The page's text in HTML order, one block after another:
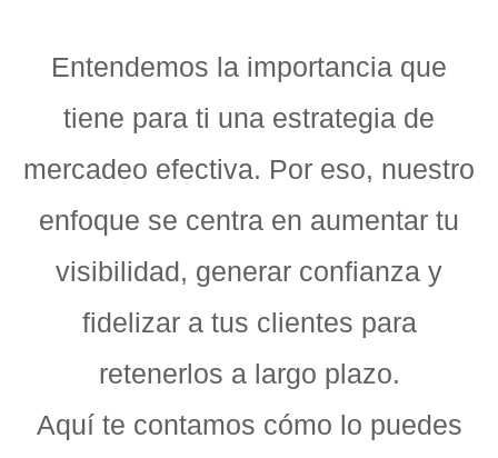
Entendemos la importancia que
tiene para ti una estrategia de
mercadeo efectiva. Por eso, nuestro
enfoque se centra en aumentar tu
visibilidad, generar confianza y
fidelizar a tus clientes para
retenerlos a largo plazo.
Aquí te contamos cómo lo puedes